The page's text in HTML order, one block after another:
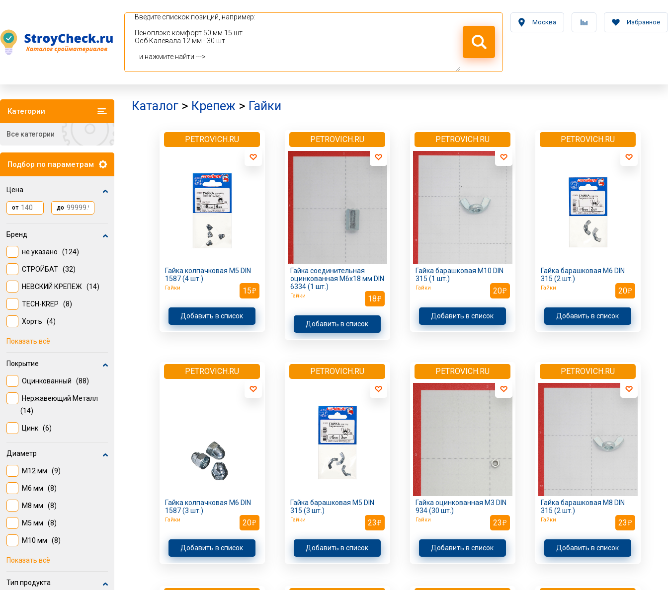
Москва Избранное
Категории
Все категории
Подбор по параметрам
Цена
от до
Бренд
не указано (124)
СТРОЙБАТ (32)
НЕВСКИЙ КРЕПЕЖ (14)
TECH-KREP (8)
Хортъ (4)
DKC (2)
Показать всё
Покрытие
Оцинкованный (88)
Нержавеющий Металл
(14)
Цинк (6)
Диаметр
М12 мм (9)
М6 мм (8)
М8 мм (8)
М5 мм (8)
М10 мм (8)
М4 мм(6)
Показать всё
Тип продукта
Каталог > Крепеж > Гайки
PETROVICH.RU
Гайка колпачковая M5 DIN
1587 (4 шт.)
Гайки 15
Добавить в список
PETROVICH.RU
Гайка соединительная
оцинкованная M6х18 мм DIN
6334 (1 шт.)
Гайки 18
Добавить в список
PETROVICH.RU
Гайка барашковая M10 DIN
315 (1 шт.)
Гайки 20
Добавить в список
PETROVICH.RU
Гайка барашковая M6 DIN
315 (2 шт.)
Гайки 20
Добавить в список
PETROVICH.RU
Гайка колпачковая M6 DIN
1587 (3 шт.)
Гайки 20
Добавить в список
PETROVICH.RU
Гайка барашковая M5 DIN
315 (3 шт.)
Гайки 23
Добавить в список
PETROVICH.RU
Гайка оцинкованная M3 DIN
934 (30 шт.)
Гайки 23
Добавить в список
PETROVICH.RU
Гайка барашковая M8 DIN
315 (2 шт.)
Гайки 23
Добавить в список